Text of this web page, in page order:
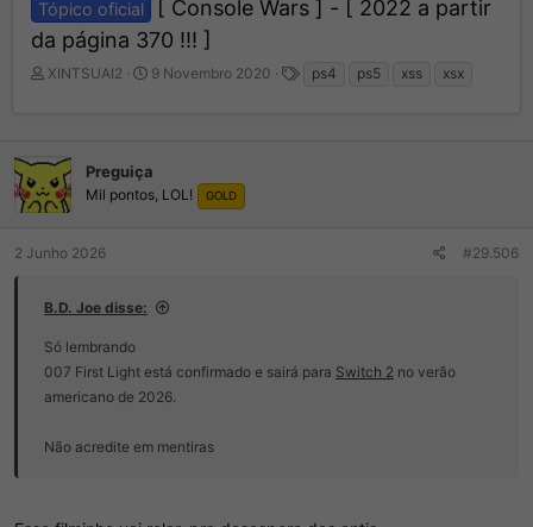
Tópico oficial
[ Console Wars ] - [ 2022 a partir
da página 370 !!! ]
I
a
d
d
t
p
i
c
XINTSUAI2
D
e
I
o
9 Novembro 2020 ps4 ps5 xss xsx
Preguiça
Mil pontos, LOL! GOLD
2 Junho 2026 #29.506
B.D. Joe disse:
Só lembrando
007 First Light está confirmado e sairá para Switch 2 no verão
americano de 2026.
Não acredite em mentiras